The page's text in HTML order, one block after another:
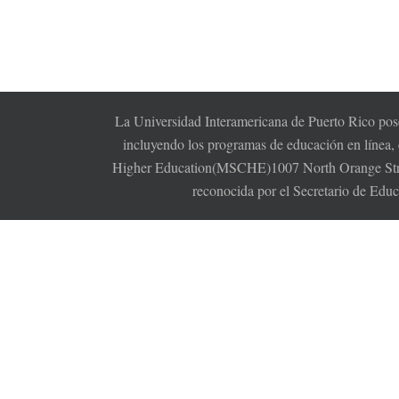
La Universidad Interamericana de Puerto Rico
incluyendo los programas de educación en
Higher Education(MSCHE)1007 North Orange
reconocida por el Secretario de